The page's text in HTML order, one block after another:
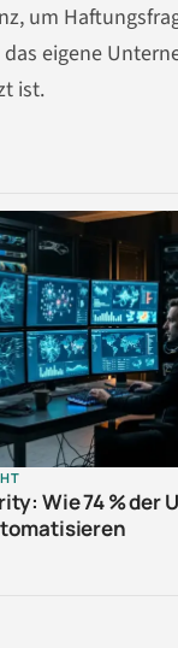
um
eigene
ist.
Wie 74 % der